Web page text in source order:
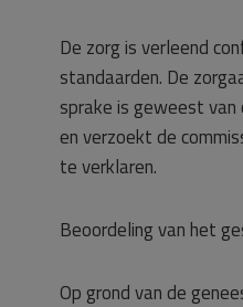
De zorg is verleend
standaarden. De
sprake is geweest van
en verzoekt de
te verklaren.
Beoordeling van het
Op grond van de